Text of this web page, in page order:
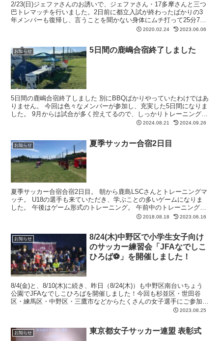
2/23(日)ジェファさんのお誘いで、ジェファさん・17多摩さんと三つ
巴トレマッチを行いました。2日前に都立入試が終わったばかりの3
年メンバーも復帰し、言うことを聞かない身体にムチ打って25分7本
お腹いっぱいやらせていただきました⚽️⚽️⚽...2020.02.24 2023.06.06
お知らせ 5日間の鹿嶋合宿終了しました
5日間の鹿嶋合宿終了しました 別にBBQばかりやっていたわけではあ
りません。 今回は色々なメンバーが参加し、充実した5日間になりま
した。 9月からは試合が多く控えてるので、しっかりトレーニングし
ていきましょう♪ やっぱ天芝は気持ちいいですね...
2024.08.21 2024.09.26
お知らせ 夏季サッカー合宿2日目
夏季サッカー合宿合宿2日目。 朝から鹿島LSCさんとトレーニングマ
ッチ。 U18の選手も来ていただき、学ぶことの多いゲームになりま
した。 午後はゲーム形式のトレーニング。 午前中のトレーニングマ
ッチに対して、各自どう取り組んで、結果どうだっ...
2018.08.18 2023.06.16
お知らせ
8/24(木)中野区で小学生女子向け
のサッカー練習会「JFAなでしこ
ひろば⚽」を開催しました！
8/4(金)と、8/10(木)に続き、昨日（8/24(木)）も中野区南台いちょう
公園でJFAなでしこひろばを開催しました！今回も杉並区・世田谷
区・練馬区・中野区・三鷹市などからたくさんの女子選手にご参加い
2023.08.25
お知らせ 東京都女子サッカー連盟 表彰式